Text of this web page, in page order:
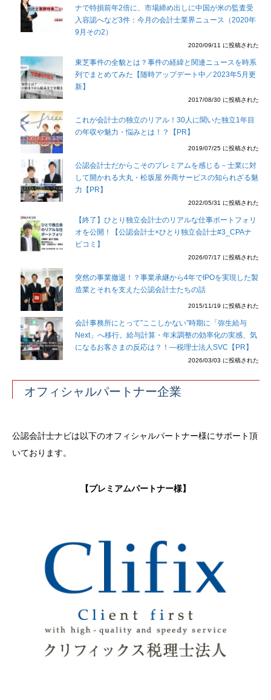
ナで特損前年2倍に、市場締め出しに中国が米の監査受
入容認へなど3件：今月の会計士業界ニュース（2020年
9月その2）
2020/09/11 に投稿された
東芝事件の全貌とは？事件の経緯と関連ニュースを時系
列でまとめてみた【随時アップデート中／2023年5月更
新】
2017/08/30 に投稿された
これが会計士の独立のリアル！30人に聞いた独立1年目
の年収や魅力・悩みとは！？【PR】
2019/07/25 に投稿された
公認会計士だからこそのプレミアムを感じる－士業に対
して開かれる大丸・松坂屋 外商サービスの知られざる魅
力【PR】
2022/05/31 に投稿された
【終了】ひとり独立会計士のリアルな仕事ポートフォリ
オを公開！【公認会計士×ひとり独立会計士#3_CPAナ
ビコミ】
2026/07/17 に投稿された
突然の事業撤退！？事業承継から4年でIPOを実現した製
造業とそれを支えた公認会計士たちの話
2015/11/19 に投稿された
会計事務所にとって”ここしかない”時期に「弥生給与
Next」へ移行。給与計算・年末調整の効率化の実感、気
になるお客さまの反応は？！―税理士法人SVC【PR】
2026/03/03 に投稿された
オフィシャルパートナー企業
公認会計士ナビは以下のオフィシャルパートナー様にサポート頂
いております。
【プレミアムパートナー様】